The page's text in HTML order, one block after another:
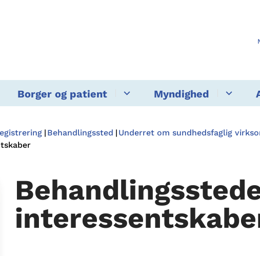
Borger og patient Myndighed
Behandlingssted
Underret om sundhedsfaglig